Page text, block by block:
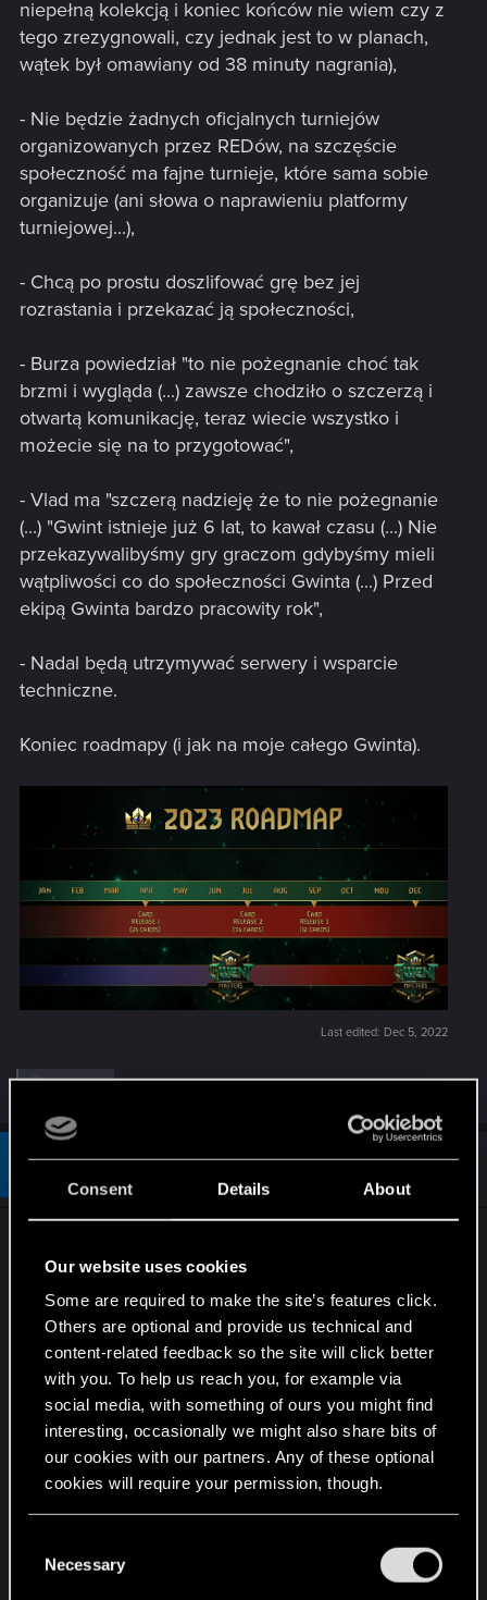
Consent Details About
Our website uses cookies
Some are required to make the site’s features click.
Others are optional and provide us technical and
content-related feedback so the site will click better
with you. To help us reach you, for example via
social media, with something of ours you might find
interesting, occasionally we might also share bits of
our cookies with our partners. Any of these optional
cookies will require your permission, though.
and tweak your preferences regarding them in the
Necessary
niepełną kolekcją i koniec końców nie wiem czy z
tego zrezygnowali, czy jednak jest to w planach,
wątek był omawiany od 38 minuty nagrania),
- Nie będzie żadnych oficjalnych turniejów
organizowanych przez REDów, na szczęście
społeczność ma fajne turnieje, które sama sobie
organizuje (ani słowa o naprawieniu platformy
turniejowej...),
- Chcą po prostu doszlifować grę bez jej
rozrastania i przekazać ją społeczności,
- Burza powiedział "to nie pożegnanie choć tak
brzmi i wygląda (...) zawsze chodziło o szczerzą i
otwartą komunikację, teraz wiecie wszystko i
możecie się na to przygotować",
- Vlad ma "szczerą nadzieję że to nie pożegnanie
(...) "Gwint istnieje już 6 lat, to kawał czasu (...) Nie
przekazywalibyśmy gry graczom gdybyśmy mieli
wątpliwości co do społeczności Gwinta (...) Przed
ekipą Gwinta bardzo pracowity rok",
- Nadal będą utrzymywać serwery i wsparcie
techniczne.
Koniec roadmapy (i jak na moje całego Gwinta).
Last edited: Dec 5, 2022
R
a
c
s
piotr4440
Makaroniarz1998
#2
wsparcia gry odechciało mi się grać, konto na
forum nowe ale grałem bardzo aktywnie przez
ostatnie dwa lata, kilka razy w tym roku wbiłem
top 500. Oglądałem turnieje w tym dzisiejsze
mastersy jak i pawloexa na YT. Ale chyba to dobry
moment żeby zakończyć grę. Wiem, że będą
jeszcze nowe karty itd ale straciłem chęci do gry
całkowicie, bo nie bardzo chce się grać wiedząc
że gra wkótce i tak będzie martwa. Także fajnie
było ale się skończyło i czas zakończyć przygodę
Last edited: Dec 5, 2022